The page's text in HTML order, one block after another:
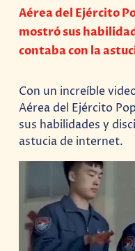
Aérea del Ejército
mostró sus
contaba con la
Con un increíble
Aérea del Ejército
sus habilidades y
astucia de internet.